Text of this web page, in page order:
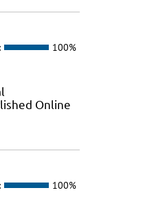
100%
Online
100%